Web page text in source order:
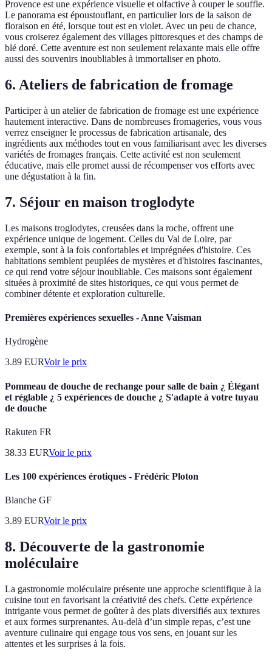
Provence est une expérience visuelle et olfactive à couper le souffle.
Le panorama est époustouflant, en particulier lors de la saison de
floraison en été, lorsque tout est en violet. Avec un peu de chance,
vous croiserez également des villages pittoresques et des champs de
blé doré. Cette aventure est non seulement relaxante mais elle offre
aussi des souvenirs inoubliables à immortaliser en photo.
6. Ateliers de fabrication de fromage
Participer à un atelier de fabrication de fromage est une expérience
hautement interactive. Dans de nombreuses fromageries, vous vous
verrez enseigner le processus de fabrication artisanale, des
ingrédients aux méthodes tout en vous familiarisant avec les diverses
variétés de fromages français. Cette activité est non seulement
éducative, mais elle promet aussi de récompenser vos efforts avec
une dégustation à la fin.
7. Séjour en maison troglodyte
Les maisons troglodytes, creusées dans la roche, offrent une
expérience unique de logement. Celles du Val de Loire, par
exemple, sont à la fois confortables et imprégnées d'histoire. Ces
habitations semblent peuplées de mystères et d'histoires fascinantes,
ce qui rend votre séjour inoubliable. Ces maisons sont également
situées à proximité de sites historiques, ce qui vous permet de
combiner détente et exploration culturelle.
Premières expériences sexuelles - Anne Vaisman
Hydrogène
3.89 EURVoir le prix
Pommeau de douche de rechange pour salle de bain ¿ Élégant
et réglable ¿ 5 expériences de douche ¿ S'adapte à votre tuyau
de douche
Rakuten FR
38.33 EURVoir le prix
Les 100 expériences érotiques - Frédéric Ploton
Blanche GF
3.89 EURVoir le prix
8. Découverte de la gastronomie
moléculaire
La gastronomie moléculaire présente une approche scientifique à la
cuisine tout en favorisant la créativité des chefs. Cette expérience
intrigante vous permet de goûter à des plats diversifiés aux textures
et aux formes surprenantes. Au-delà d’un simple repas, c’est une
aventure culinaire qui engage tous vos sens, en jouant sur les
attentes et les surprises à la fois.